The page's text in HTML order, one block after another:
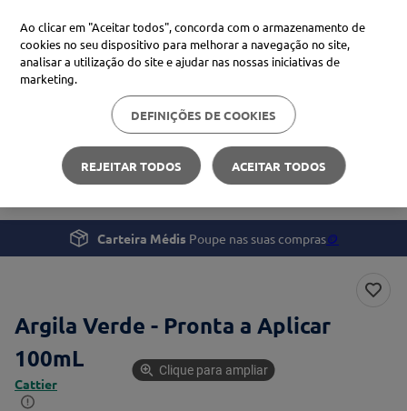
Procure no Marketplace Médis
Pesquisas mais comuns
xiaomi
4º cerave
Beleza e Cuidado pessoal
Argila Verde - Pronta a Aplicar 100mL
Carteira Médis Poupe nas suas compras🪙
Argila Verde - Pronta a Aplicar
100mL
Cattier
Clique para ampliar
Ao clicar em "Aceitar todos", concorda com o armazenamento de
cookies no seu dispositivo para melhorar a navegação no site,
analisar a utilização do site e ajudar nas nossas iniciativas de
marketing.
DEFINIÇÕES DE COOKIES
REJEITAR TODOS ACEITAR TODOS